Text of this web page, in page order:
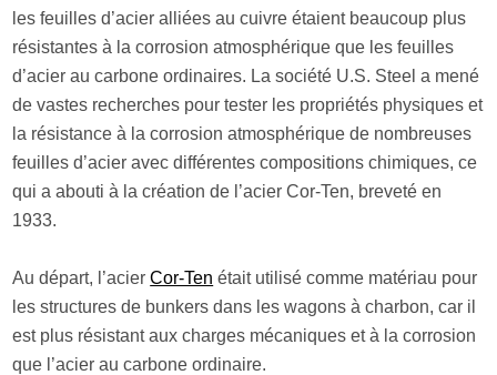
les feuilles d’acier alliées au cuivre étaient beaucoup plus
résistantes à la corrosion atmosphérique que les feuilles
d’acier au carbone ordinaires. La société U.S. Steel a mené
de vastes recherches pour tester les propriétés physiques et
la résistance à la corrosion atmosphérique de nombreuses
feuilles d’acier avec différentes compositions chimiques, ce
qui a abouti à la création de l’acier Cor-Ten, breveté en
1933.
Au départ, l’acierCor-Ten était utilisé comme matériau pour
les structures de bunkers dans les wagons à charbon, car il
est plus résistant aux charges mécaniques et à la corrosion
que l’acier au carbone ordinaire.